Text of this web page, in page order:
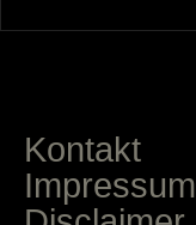
Kontakt
Impressum